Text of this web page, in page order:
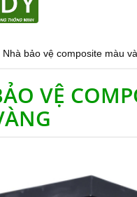
Nhà bảo vệ composite màu
VỆ